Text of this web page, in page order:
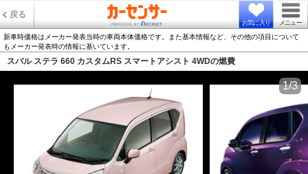
戻る
お気に入り メニュー
新車時価格はメーカー発表当時の車両本体価格です。また基本情報など、その他の項目について
もメーカー発表時の情報に基いています。
スバル ステラ 660 カスタムRS スマートアシスト 4WDの燃費
1/3